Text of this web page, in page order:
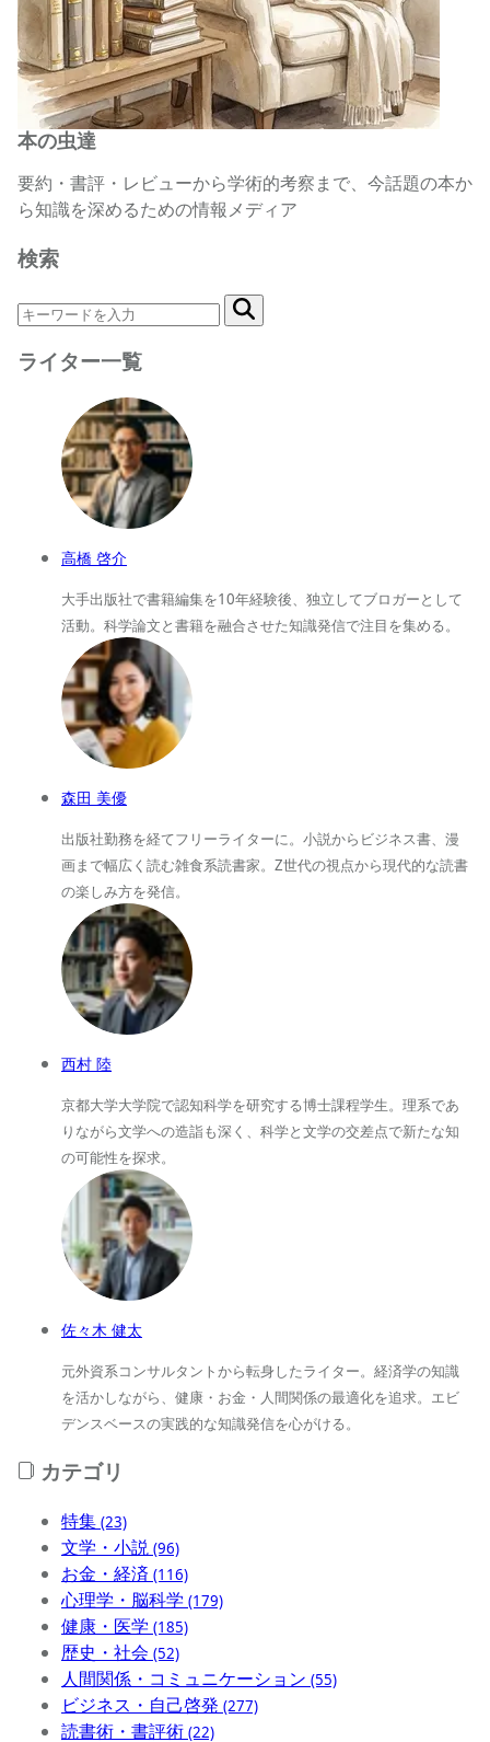
本の虫達
要約・書評・レビューから学術的考察まで、今話題の本か
ら知識を深めるための情報メディア
検索
ライター一覧
高橋 啓介
大手出版社で書籍編集を10年経験後、独立してブロガーとして
活動。科学論文と書籍を融合させた知識発信で注目を集める。
森田 美優
出版社勤務を経てフリーライターに。小説からビジネス書、漫
画まで幅広く読む雑食系読書家。Z世代の視点から現代的な読書
の楽しみ方を発信。
西村 陸
京都大学大学院で認知科学を研究する博士課程学生。理系であ
りながら文学への造詣も深く、科学と文学の交差点で新たな知
の可能性を探求。
佐々木 健太
元外資系コンサルタントから転身したライター。経済学の知識
を活かしながら、健康・お金・人間関係の最適化を追求。エビ
デンスベースの実践的な知識発信を心がける。
カテゴリ
特集 (23)
文学・小説 (96)
お金・経済 (116)
心理学・脳科学 (179)
健康・医学 (185)
歴史・社会 (52)
人間関係・コミュニケーション (55)
ビジネス・自己啓発 (277)
読書術・書評術 (22)